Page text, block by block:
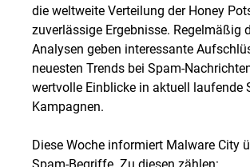
die weltweite Verteilung der Honey
zuverlässige Ergebnisse. Regelmäßig
Analysen geben interessante
neuesten Trends bei Spam-
wertvolle Einblicke in aktuell laufende
Kampagnen.
Diese Woche informiert Malware City
Spam-Begriffe. Zu diesen zählen: